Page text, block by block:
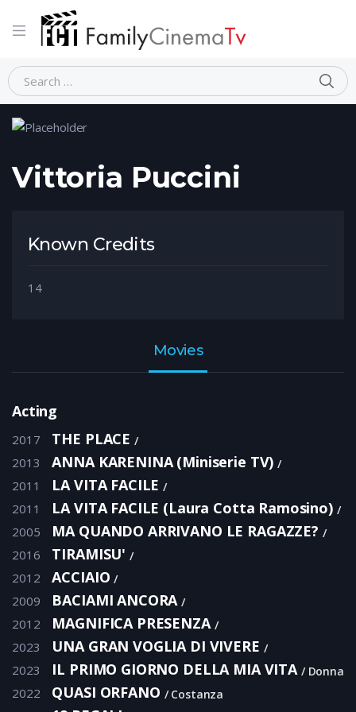
Home Person Vittoria Puccini
Vittoria Puccini
Known Credits
14
Movies
Acting
2017 THE PLACE
2013 ANNA KARENINA (Miniserie TV)
2011 LA VITA FACILE
2011 LA VITA FACILE (Laura Cotta Ramosino)
2005 MA QUANDO ARRIVANO LE RAGAZZE?
2016 TIRAMISU'
2012 ACCIAIO
2009 BACIAMI ANCORA
2012 MAGNIFICA PRESENZA
2023 UNA GRAN VOGLIA DI VIVERE
2023 IL PRIMO GIORNO DELLA MIA VITA Donna
2022 QUASI ORFANO Costanza